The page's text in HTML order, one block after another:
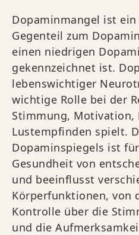
Dopaminmangel ist
Gegenteil zum
einen niedrigen
gekennzeichnet ist.
lebenswichtiger
wichtige Rolle bei der
Stimmung, Motivation,
Lustempfinden spielt.
Dopaminspiegels ist
Gesundheit von
und beeinflusst
Körperfunktionen, von
Kontrolle über die
und die